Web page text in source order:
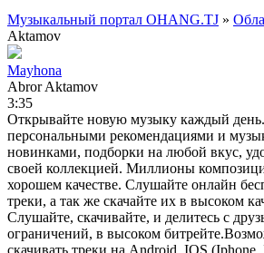
Музыкальный портал OHANG.TJ »
Aktamov
Mayhona
Abror Aktamov
3:35
Открывайте новую музыку каждый
персональными рекомендациями и
новинками, подборки на любой вкус,
своей коллекцией. Миллионы
хорошем качестве. Слушайте онлайн
треки, а так же скачайте их в высоком
Слушайте, скачивайте, и делитесь с
ограничений, в высоком
скачивать треки на Android, IOS